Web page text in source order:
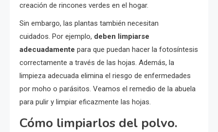
creación de rincones verdes en el hogar.
Sin embargo, las plantas también necesitan
cuidados. Por ejemplo, deben limpiarse
adecuadamente para que puedan hacer la fotosíntesis
correctamente a través de las hojas. Además, la
limpieza adecuada elimina el riesgo de enfermedades
por moho o parásitos. Veamos el remedio de la abuela
para pulir y limpiar eficazmente las hojas.
Cómo limpiarlos del polvo.